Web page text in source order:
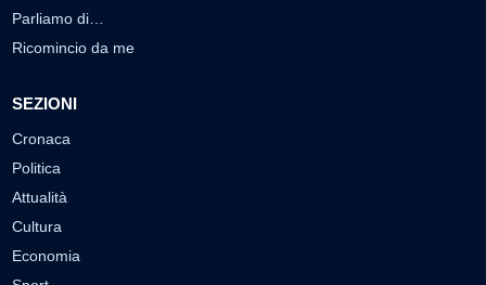
Parliamo di…
Ricomincio da me
SEZIONI
Cronaca
Politica
Attualità
Cultura
Economia